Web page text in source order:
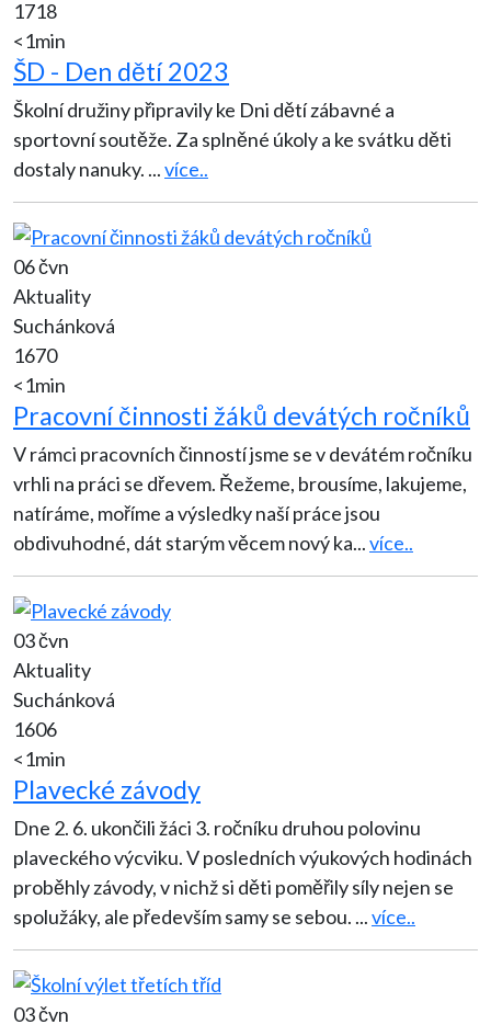
1718
<1min
ŠD - Den dětí 2023
Školní družiny připravily ke Dni dětí zábavné a
sportovní soutěže. Za splněné úkoly a ke svátku děti
dostaly nanuky. ...více..
06 čvn
Aktuality
Suchánková
1670
<1min
Pracovní činnosti žáků devátých ročníků
V rámci pracovních činností jsme se v devátém ročníku
vrhli na práci se dřevem. Řežeme, brousíme, lakujeme,
natíráme, moříme a výsledky naší práce jsou
obdivuhodné, dát starým věcem nový ka...více..
03 čvn
Aktuality
Suchánková
1606
<1min
Plavecké závody
Dne 2. 6. ukončili žáci 3. ročníku druhou polovinu
plaveckého výcviku. V posledních výukových hodinách
proběhly závody, v nichž si děti poměřily síly nejen se
spolužáky, ale především samy se sebou. ...více..
03 čvn